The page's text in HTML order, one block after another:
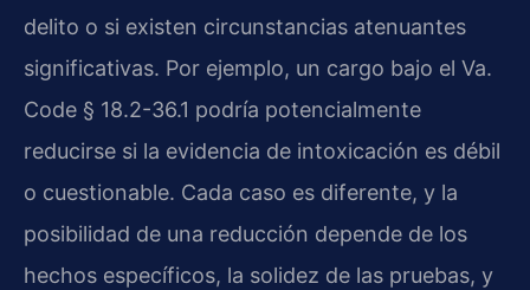
delito o si existen circunstancias atenuantes
significativas. Por ejemplo, un cargo bajo el Va.
Code § 18.2-36.1 podría potencialmente
reducirse si la evidencia de intoxicación es débil
o cuestionable. Cada caso es diferente, y la
posibilidad de una reducción depende de los
hechos específicos, la solidez de las pruebas, y